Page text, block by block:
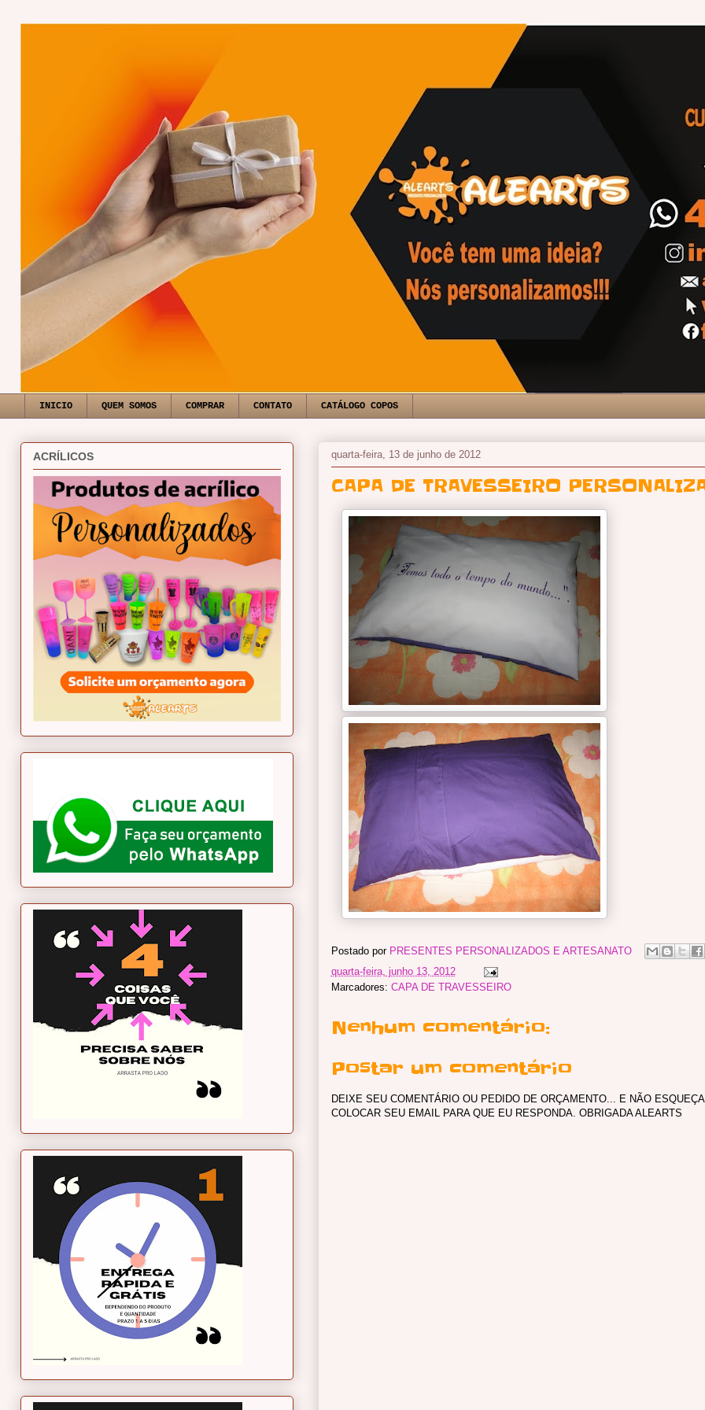
INICIO QUEM SOMOS COMPRAR CONTATO CATÁLOGO COPOS
quarta-feira, 13 de junho de 2012
CAPA DE TRAVESSEIRO
Postado por PRESENTES PERSONALIZADOS E ARTESANATO
quarta-feira, junho 13, 2012
Marcadores: CAPA DE TRAVESSEIRO
Nenhum comentário:
Postar um comentário
DEIXE SEU COMENTÁRIO OU PEDIDO DE ORÇAMENTO... E NÃO
COLOCAR SEU EMAIL PARA QUE EU RESPONDA. OBRIGADA ALEARTS
ACRÍLICOS